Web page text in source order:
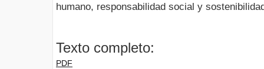
humano, responsabilidad social y
Texto completo:
PDF